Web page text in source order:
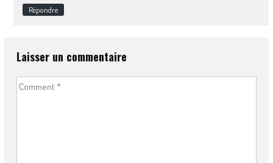
Répondre
Laisser un commentaire